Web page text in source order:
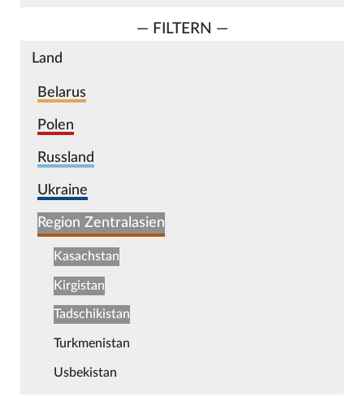
— FILTERN —
Land
Belarus
Polen
Russland
Ukraine
Region Zentralasien
Kasachstan
Kirgistan
Tadschikistan
Turkmenistan
Usbekistan